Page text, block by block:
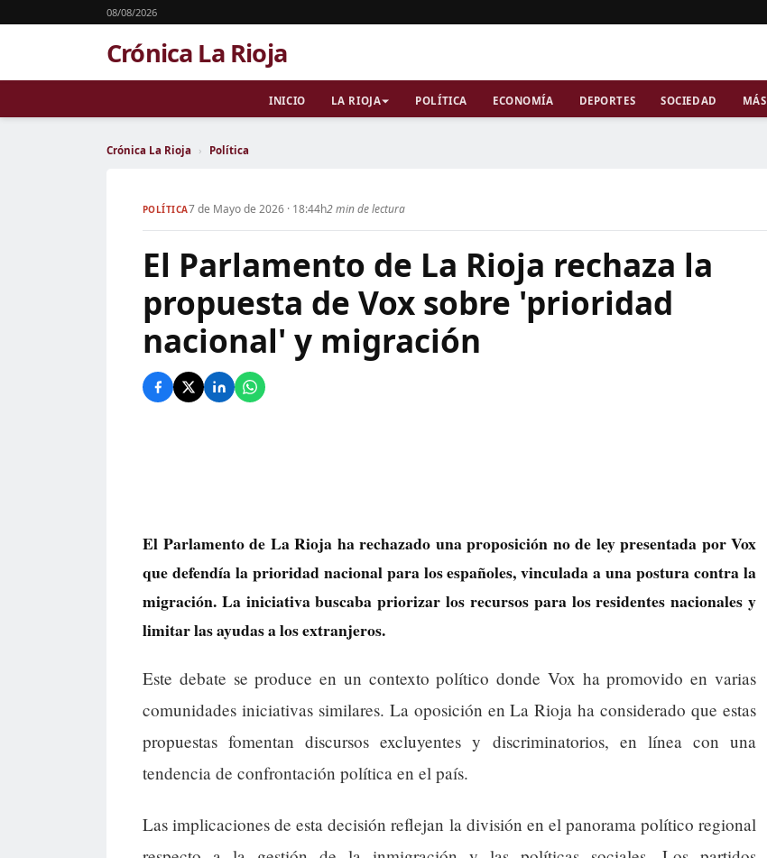
08/08/2026
Crónica La Rioja
INICIO LA RIOJA POLÍTICA ECONOMÍA DEPORTES SOCIEDAD MÁS
Crónica La Rioja › Política
POLÍTICA7 de Mayo de 2026 · 18:44h2 min de lectura
El Parlamento de La Rioja rechaza la
propuesta de Vox sobre 'prioridad
nacional' y migración
El Parlamento de La Rioja ha rechazado una proposición no de ley presentada por Vox
que defendía la prioridad nacional para los españoles, vinculada a una postura contra la
migración. La iniciativa buscaba priorizar los recursos para los residentes nacionales y
limitar las ayudas a los extranjeros.
Este debate se produce en un contexto político donde Vox ha promovido en varias
comunidades iniciativas similares. La oposición en La Rioja ha considerado que estas
propuestas fomentan discursos excluyentes y discriminatorios, en línea con una
tendencia de confrontación política en el país.
Las implicaciones de esta decisión reflejan la división en el panorama político regional